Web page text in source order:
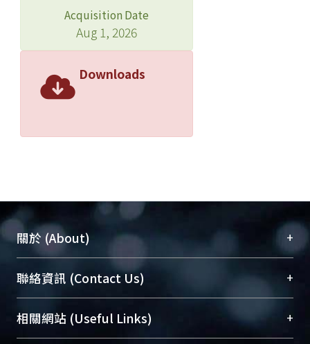
Acquisition Date
Aug 1, 2026
Downloads
關於 (About) +
臺大位居世界頂尖大學之列，為永久珍藏及向國際
展現本校豐碩的研究成果及學術能量，圖書館整合
機構典藏（NTUR）與學術庫（AH）不同功能平
台，成為臺大學術典藏NTU scholars。期能整合研
聯絡資訊 (Contact Us) +
總館學科館員(Main Library)
醫學圖書館學科館員(Medical Library)
相關網站 (Useful Links) +